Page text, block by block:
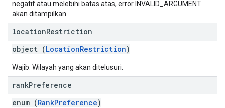
negatif atau melebihi batas atas, error INVALID_ARGUMENT
akan ditampilkan.
locationRestriction
object (LocationRestriction)
Wajib. Wilayah yang akan ditelusuri.
rankPreference
enum (RankPreference)